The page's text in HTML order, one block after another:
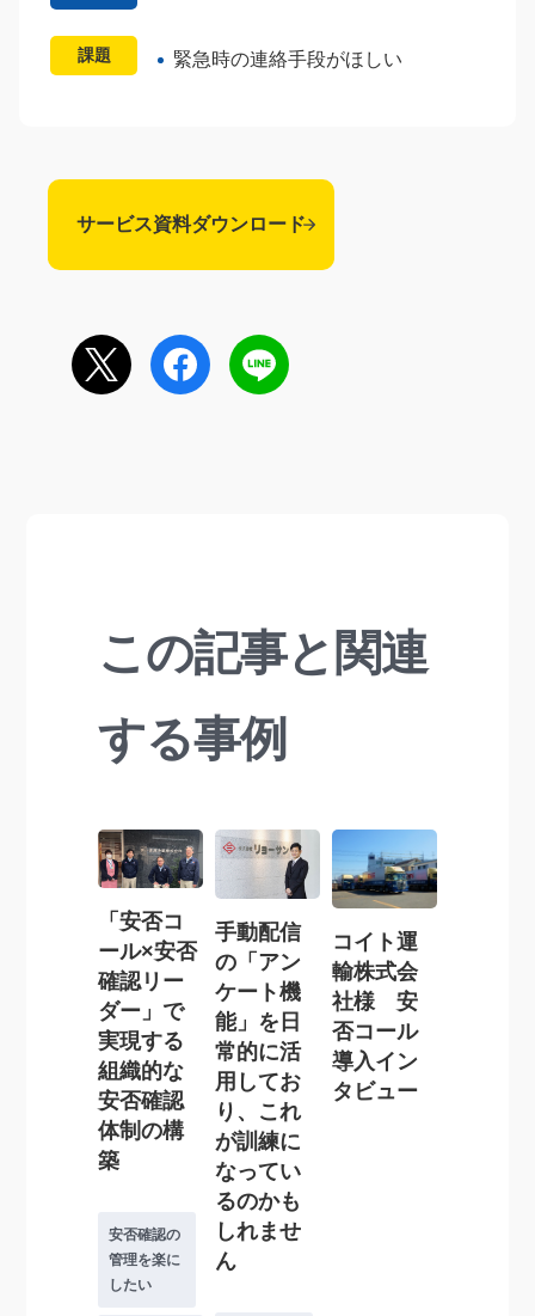
課題 緊急時の連絡手段がほしい
サービス資料ダウンロード
この記事と関連
する事例
「安否コ
ール×安否
確認リー
ダー」で
実現する
組織的な
安否確認
体制の構
築
安否確認の
管理を楽に
したい
手動配信
の「アン
ケート機
能」を日
常的に活
用してお
り、これ
が訓練に
なってい
るのかも
しれませ
ん
コイト運
輸株式会
社様 安
否コール
導入イン
タビュー